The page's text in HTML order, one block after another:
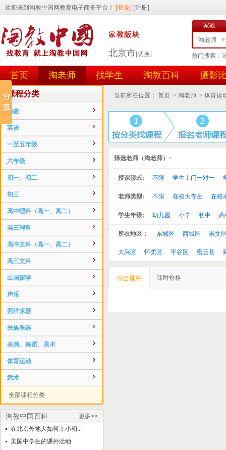
北京市[切换]
家教
淘老师
找学生
任务id
用户id
热门搜索：
首页 淘老师 找学生 淘教百科 摄影
课程分类
幼教
英语
一至五年级
六年级
初一、初二
初三
高中理科（高一、高二）
高三理科
高中文科（高一、高二）
高三文科
出国留学
声乐
西洋乐器
民族乐器
表演、舞蹈、美术
体育运动
武术
全部课程分类
淘教中国百科
更多>>
在北京外地人如何上小初...
美国中学生的课外活动
当前所在位置： 首页 > 淘老师 > 体育运
筛选老师（淘老师） >
授课形式: 不限 学生上门一对一
老师类型: 不限 在校大专生 在校
学生年级: 幼儿园 小学 初中
所在地区： 东城区 西城区 崇文
大兴区 怀柔区 平谷区 密云县
综合排序 课时价格